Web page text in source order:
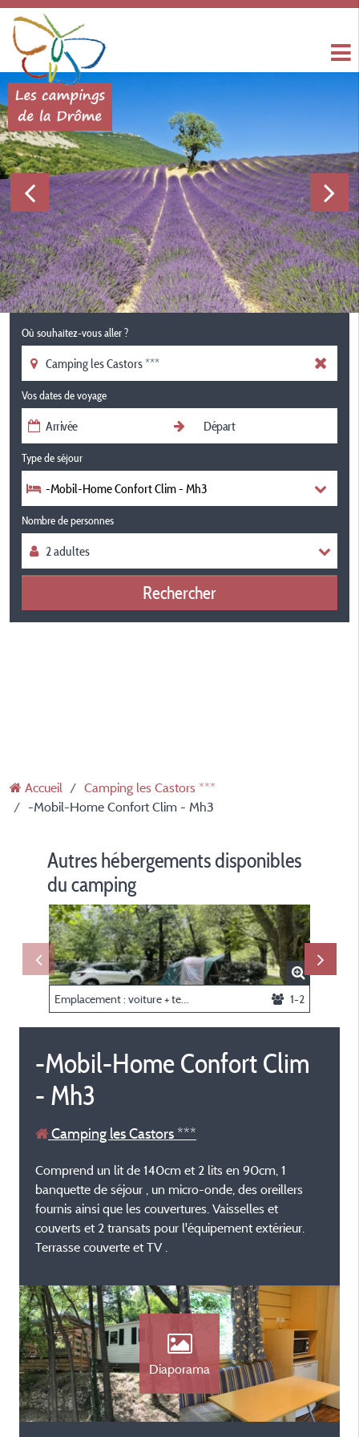
Où souhaitez-vous aller ?
Vos dates de voyage
Type de séjour
-Mobil-Home Confort Clim - Mh3
Nombre de personnes
Rechercher
Accueil
Camping les Castors ***
-Mobil-Home Confort Clim - Mh3
Autres hébergements disponibles
du camping
1-2
-Mobil-Home Confort Clim
- Mh3
Camping les Castors ***
Comprend un lit de 140cm et 2 lits en 90cm, 1
banquette de séjour , un micro-onde, des oreillers
fournis ainsi que les couvertures. Vaisselles et
couverts et 2 transats pour l'équipement extérieur.
Terrasse couverte et TV .
Diaporama